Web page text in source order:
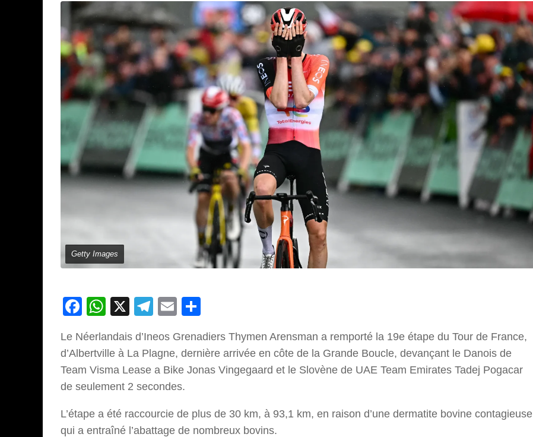
Getty Images
Facebook
WhatsApp
X Telegram
Email
Le Néerlandais d’Ineos Grenadiers Thymen Arensman a remporté la 19e étape du Tour de France,
d’Albertville à La Plagne, dernière arrivée en côte de la Grande Boucle, devançant le Danois de
Team Visma Lease a Bike Jonas Vingegaard et le Slovène de UAE Team Emirates Tadej Pogacar
de seulement 2 secondes.
L’étape a été raccourcie de plus de 30 km, à 93,1 km, en raison d’une dermatite bovine contagieuse
qui a entraîné l’abattage de nombreux bovins.